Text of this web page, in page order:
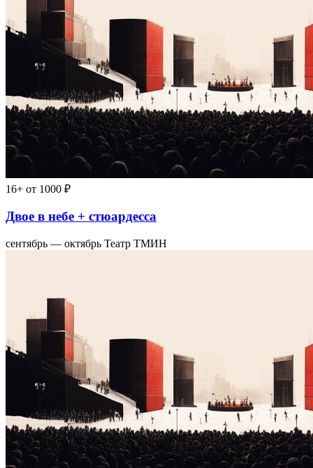
16+ от 1000 ₽
Двое в небе + стюардесса
сентябрь — октябрь Театр ТМИН